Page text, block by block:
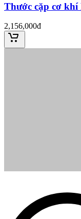
Thước cặp cơ khí
2,156,000đ